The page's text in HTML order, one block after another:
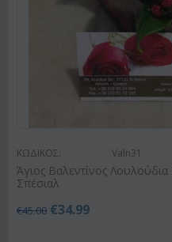
ΚΩΔΙΚΟΣ: Valn31
Άγιος Βαλεντίνος
Σπέσιαλ
€45.00 €34.99